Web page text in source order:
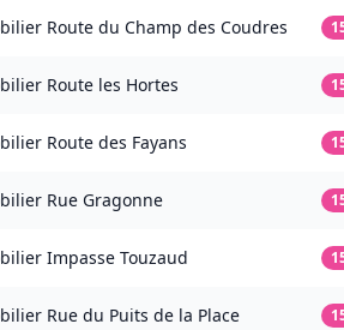
Route du Champ des Coudres
Route les Hortes
Route des Fayans
Rue Gragonne
Impasse Touzaud
Rue du Puits de la Place